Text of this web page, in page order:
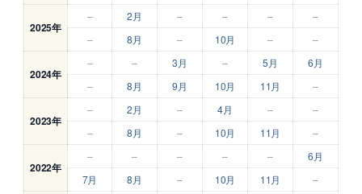
2025年
– 2月 – – –
–
–
8月 – 10月 – –
2024年
– – 3月 – 5月
6月
–
8月 9月 10月 11月 –
2023年
– 2月 – 4月 –
–
–
8月 – 10月 11月 –
2022年
– – – – –
6月
7月
8月 – 10月 11月 –